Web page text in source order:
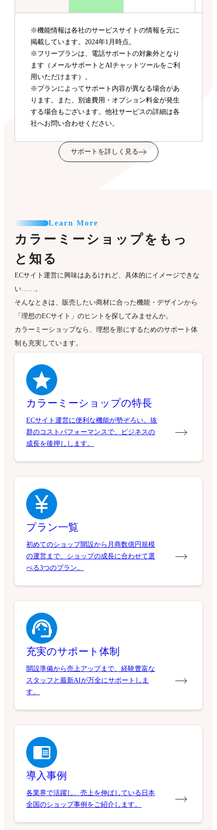
※機能情報は各社のサービスサイトの情報を元に
掲載しています。2024年1月時点。
※フリープランは、電話サポートの対象外となり
ます（メールサポートとAIチャットツールをご利
用いただけます）。
※プランによってサポート内容が異なる場合があ
ります。また、別途費用・オプション料金が発生
する場合もございます。他社サービスの詳細は各
社へお問い合わせください。
サポートを詳しく見る
Learn More
カラーミーショップをもっ
と知る
ECサイト運営に興味はあるけれど、具体的にイメージできな
い……。
そんなときは、販売したい商材に合った機能・デザインから
「理想のECサイト」のヒントを探してみませんか。
カラーミーショップなら、理想を形にするためのサポート体
制も充実しています。
カラーミーショップの特長
ECサイト運営に便利な機能が勢ぞろい。抜
群のコストパフォーマンスで、ビジネスの
成長を後押しします。
プラン一覧
初めてのショップ開設から月商数億円規模
の運営まで、ショップの成長に合わせて選
べる3つのプラン。
充実のサポート体制
開設準備から売上アップまで、経験豊富な
スタッフと最新AIが万全にサポートしま
す。
導入事例
各業界で活躍し、売上を伸ばしている日本
全国のショップ事例をご紹介します。